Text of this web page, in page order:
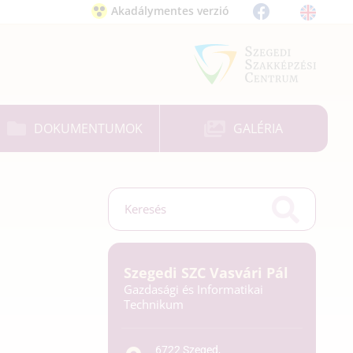
Akadálymentes verzió
DOKUMENTUMOK GALÉRIA
Szegedi SZC Vasvári Pál
Gazdasági és Informatikai
Technikum
6722 Szeged,